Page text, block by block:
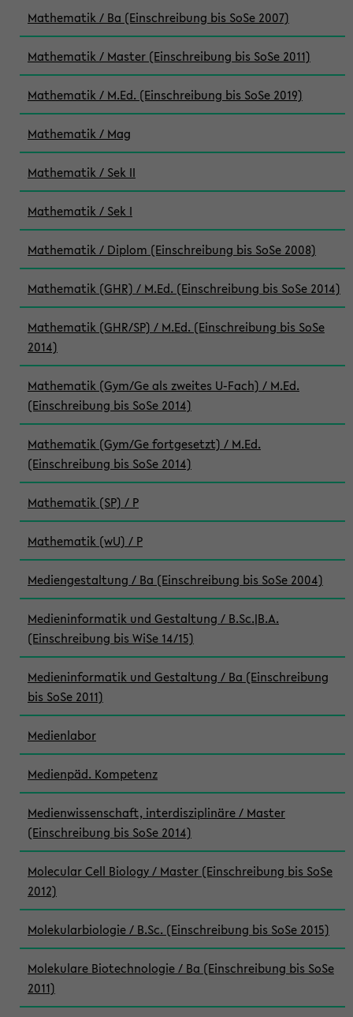
Mathematik / Ba (Einschreibung bis SoSe 2007)
Mathematik / Master (Einschreibung bis SoSe 2011)
Mathematik / M.Ed. (Einschreibung bis SoSe 2019)
Mathematik / Mag
Mathematik / Sek II
Mathematik / Sek I
Mathematik / Diplom (Einschreibung bis SoSe 2008)
Mathematik (GHR) / M.Ed. (Einschreibung bis SoSe 2014)
Mathematik (GHR/SP) / M.Ed. (Einschreibung bis SoSe
2014)
Mathematik (Gym/Ge als zweites U-Fach) / M.Ed.
(Einschreibung bis SoSe 2014)
Mathematik (Gym/Ge fortgesetzt) / M.Ed.
(Einschreibung bis SoSe 2014)
Mathematik (SP) / P
Mathematik (wU) / P
Mediengestaltung / Ba (Einschreibung bis SoSe 2004)
Medieninformatik und Gestaltung / B.Sc.|B.A.
(Einschreibung bis WiSe 14/15)
Medieninformatik und Gestaltung / Ba (Einschreibung
bis SoSe 2011)
Medienlabor
Medienpäd. Kompetenz
Medienwissenschaft, interdisziplinäre / Master
(Einschreibung bis SoSe 2014)
Molecular Cell Biology / Master (Einschreibung bis SoSe
2012)
Molekularbiologie / B.Sc. (Einschreibung bis SoSe 2015)
Molekulare Biotechnologie / Ba (Einschreibung bis SoSe
2011)